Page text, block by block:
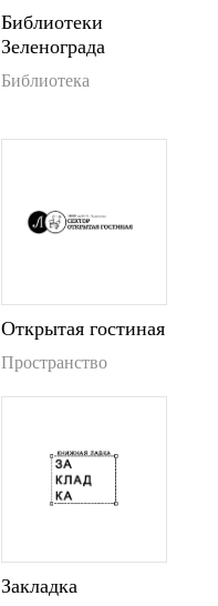
Библиотеки
Зеленограда
Библиотека
Открытая гостиная
Пространство
Закладка